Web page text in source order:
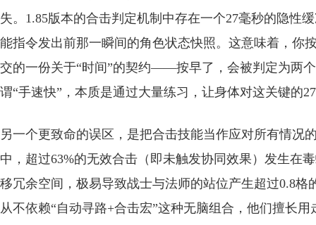
失。1.85版本的合击判定机制中存在一个27毫秒的隐性
能指令发出前那一瞬间的角色状态快照。这意味着，你
交的一份关于“时间”的契约——按早了，会被判定为两
谓“手速快”，本质是通过大量练习，让身体对这关键的
另一个更致命的误区，是把合击技能当作应对所有情况
中，超过63%的无效合击（即未触发协同效果）发生在
移冗余空间，极易导致战士与法师的站位产生超过0.8
从不依赖“自动寻路+合击宏”这种无脑组合，他们擅长